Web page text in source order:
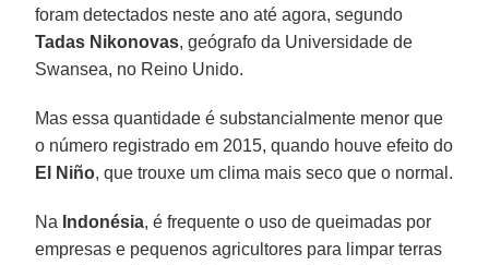
foram detectados neste ano até agora, segundo
Tadas Nikonovas, geógrafo da Universidade de
Swansea, no Reino Unido.
Mas essa quantidade é substancialmente menor que
o número registrado em 2015, quando houve efeito do
El
Niño, que trouxe um clima mais seco que o normal.
Na Indonésia, é frequente o uso de queimadas por
empresas e pequenos agricultores para limpar terras